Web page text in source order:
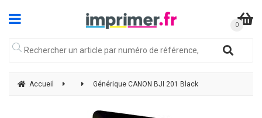
Accueil Générique CANON BJI 201 Black